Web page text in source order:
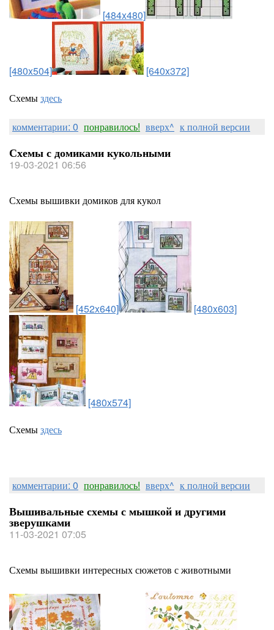
[484x480]
[480x504]
[640x372]
Схемыздесь
комментарии: 0 понравилось! вверх^ к полной версии
Схемы с домиками кукольными
19-03-2021 06:56
Схемы вышивки домиков для кукол
[452x640] [480x603]
[480x574]
Схемыздесь
комментарии: 0 понравилось! вверх^ к полной версии
Вышивальные схемы с мышкой и другими
зверушками
11-03-2021 07:05
Схемы вышивки интересных сюжетов с животными